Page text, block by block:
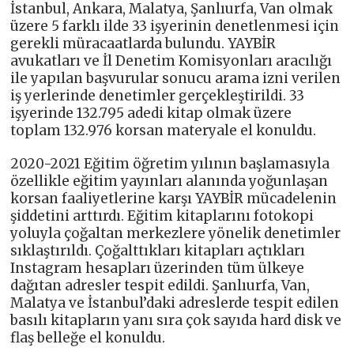
İstanbul, Ankara, Malatya, Şanlıurfa, Van olmak
üzere 5 farklı ilde 33 işyerinin denetlenmesi için
gerekli müracaatlarda bulundu. YAYBİR
avukatları ve İl Denetim Komisyonları aracılığı
ile yapılan başvurular sonucu arama izni verilen
iş yerlerinde denetimler gerçekleştirildi. 33
işyerinde 132.795 adedi kitap olmak üzere
toplam 132.976 korsan materyale el konuldu.
2020-2021 Eğitim öğretim yılının başlamasıyla
özellikle eğitim yayınları alanında yoğunlaşan
korsan faaliyetlerine karşı YAYBİR mücadelenin
şiddetini arttırdı. Eğitim kitaplarını fotokopi
yoluyla çoğaltan merkezlere yönelik denetimler
sıklaştırıldı. Çoğalttıkları kitapları açtıkları
Instagram hesapları üzerinden tüm ülkeye
dağıtan adresler tespit edildi. Şanlıurfa, Van,
Malatya ve İstanbul’daki adreslerde tespit edilen
basılı kitapların yanı sıra çok sayıda hard disk ve
flaş belleğe el konuldu.